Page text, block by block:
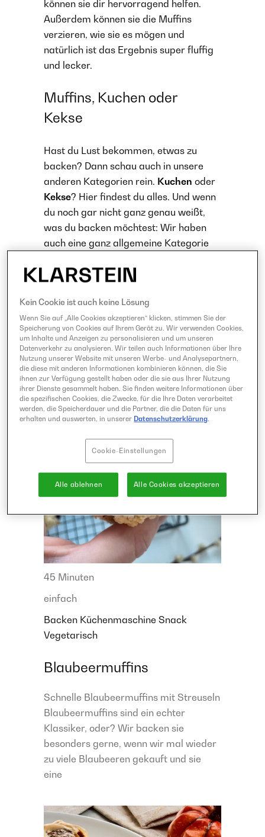
können sie dir hervorragend helfen.
Außerdem können sie die Muffins
verzieren, wie sie es mögen und
natürlich ist das Ergebnis super fluffig
und lecker.
Muffins, Kuchen oder
Kekse
Hast du Lust bekommen, etwas zu
backen? Dann schau auch in unsere
anderen Kategorien rein. Kuchen oder
Kekse? Hier findest du alles. Und wenn
du noch gar nicht ganz genau weißt,
was du backen möchtest: Wir haben
auch eine ganz allgemeine Kategorie
sicherlich die nötige Inspiration liefern
Kneten!
45 Minuten
einfach
Backen Küchenmaschine Snack
Vegetarisch
Blaubeermuffins
Schnelle Blaubeermuffins mit Streuseln
Blaubeermuffins sind ein echter
Klassiker, oder? Wir backen sie
besonders gerne, wenn wir mal wieder
zu viele Blaubeeren gekauft und sie
eine
Kein Cookie ist auch keine Lösung
Wenn Sie auf „Alle Cookies akzeptieren“ klicken, stimmen Sie der
Speicherung von Cookies auf Ihrem Gerät zu. Wir verwenden Cookies,
um Inhalte und Anzeigen zu personalisieren und um unseren
Datenverkehr zu analysieren. Wir teilen auch Informationen über Ihre
Nutzung unserer Website mit unseren Werbe- und Analysepartnern,
die diese mit anderen Informationen kombinieren können, die Sie
ihnen zur Verfügung gestellt haben oder die sie aus Ihrer Nutzung
ihrer Dienste gesammelt haben. Sie finden weitere Informationen über
die spezifischen Cookies, die Zwecke, für die Ihre Daten verarbeitet
werden, die Speicherdauer und die Partner, die die Daten für uns
erhalten und auswerten, in unserer Datenschutzerklärung.
Cookie-Einstellungen
Alle ablehnen Alle Cookies akzeptieren